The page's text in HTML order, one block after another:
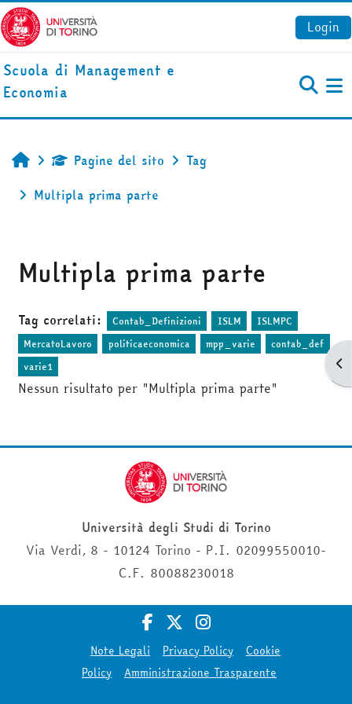
Vai al contenuto principale
Login
Scuola di Management e
Economia
HomePagine del sito
Tag
Multipla prima parte
Multipla prima parte
Tag correlati: Contab_Definizioni ISLM
ISLMPC
MercatoLavoro
politicaeconomica mpp_varie
contab_def
varie1
Nessun risultato per "Multipla prima parte"
Università degli Studi di Torino
Via Verdi, 8 - 10124 Torino - P.I. 02099550010-
C.F. 80088230018
Note Legali Privacy Policy
Cookie
Policy
Amministrazione Trasparente